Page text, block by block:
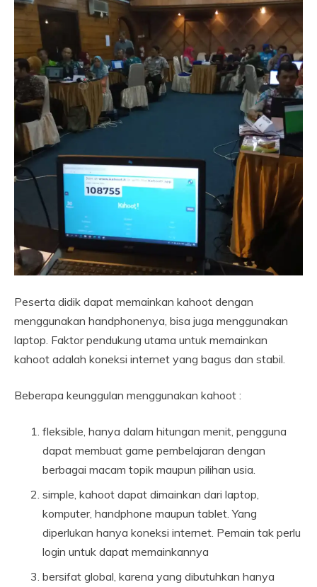
Peserta didik dapat memainkan kahoot dengan
menggunakan handphonenya, bisa juga menggunakan
laptop. Faktor pendukung utama untuk memainkan
kahoot adalah koneksi internet yang bagus dan stabil.
Beberapa keunggulan menggunakan kahoot :
fleksible, hanya dalam hitungan menit, pengguna
dapat membuat game pembelajaran dengan
berbagai macam topik maupun pilihan usia.
simple, kahoot dapat dimainkan dari laptop,
komputer, handphone maupun tablet. Yang
diperlukan hanya koneksi internet. Pemain tak perlu
login untuk dapat memainkannya
bersifat global, karena yang dibutuhkan hanya